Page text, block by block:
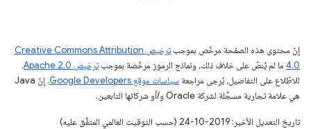
إنّ محتوى هذه الصفحة مرخّص بموجب
ترخيص Creative Commons Attribution
4.0‏ ما لم يُنصّ على خلاف ذلك، ونماذج الرموز مرخّصة بموجبترخيص Apache 2.0‏
.
للاطّلاع على التفاصيل، يُرجى مراجعة سياسات موقع Google Developers‏
. إنّ Java
هي علامة تجارية مسجَّلة لشركة Oracle و/أو شركائها التابعين.
تاريخ التعديل الأخير: 2019-10-24 (حسب التوقيت العالمي المتفَّق عليه)